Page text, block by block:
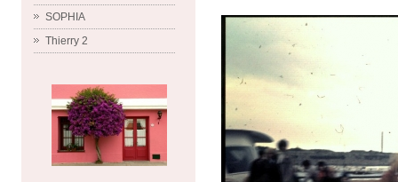
SOPHIA
Thierry 2